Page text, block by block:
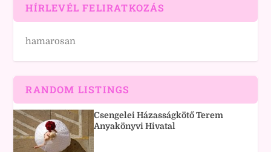
HÍRLEVÉL FELIRATKOZÁS
hamarosan
RANDOM LISTINGS
Csengelei Házasságkötő Terem
Anyakönyvi Hivatal